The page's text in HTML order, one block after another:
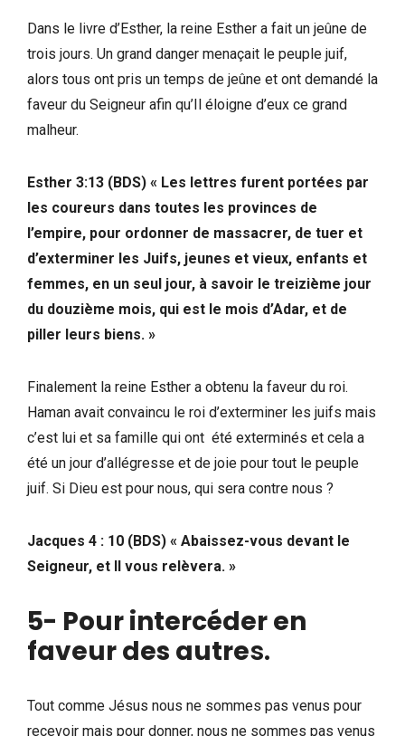
Dans le livre d’Esther, la reine Esther a fait un jeûne de
trois jours. Un grand danger menaçait le peuple juif,
alors tous ont pris un temps de jeûne et ont demandé la
faveur du Seigneur afin qu’Il éloigne d’eux ce grand
malheur.
Esther 3:13 (BDS) « Les lettres furent portées par
les coureurs dans toutes les provinces de
l’empire, pour ordonner de massacrer, de tuer et
d’exterminer les Juifs, jeunes et vieux, enfants et
femmes, en un seul jour, à savoir le treizième jour
du douzième mois, qui est le mois d’Adar, et de
piller leurs biens. »
Finalement la reine Esther a obtenu la faveur du roi.
Haman avait convaincu le roi d’exterminer les juifs mais
c’est lui et sa famille qui ont été exterminés et cela a
été un jour d’allégresse et de joie pour tout le peuple
juif. Si Dieu est pour nous, qui sera contre nous ?
Jacques 4 : 10 (BDS) « Abaissez-vous devant le
Seigneur, et Il vous relèvera. »
5- Pour intercéder en
faveur des autres.
Tout comme Jésus nous ne sommes pas venus pour
recevoir mais pour donner, nous ne sommes pas venus